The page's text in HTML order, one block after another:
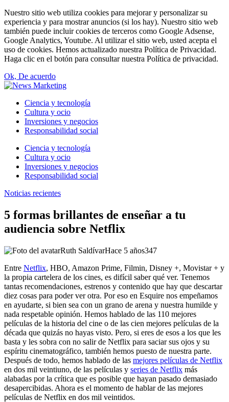
Nuestro sitio web utiliza cookies para mejorar y personalizar su
experiencia y para mostrar anuncios (si los hay). Nuestro sitio web
también puede incluir cookies de terceros como Google Adsense,
Google Analytics, Youtube. Al utilizar el sitio web, usted acepta el
uso de cookies. Hemos actualizado nuestra Política de Privacidad.
Haga clic en el botón para consultar nuestra Política de privacidad.
Ok, De acuerdo
Ciencia y tecnología
Cultura y ocio
Inversiones y negocios
Responsabilidad social
Ciencia y tecnología
Cultura y ocio
Inversiones y negocios
Responsabilidad social
Noticias recientes
5 formas brillantes de enseñar a tu
audiencia sobre Netflix
Ruth SaldívarHace 5 años347
Entre Netflix, HBO, Amazon Prime, Filmin, Disney +, Movistar + y
la propia cartelera de los cines, es difícil saber qué ver. Tenemos
tantas recomendaciones, estrenos y contenido que hay que descartar
diez cosas para poder ver otra. Por eso en Esquire nos empeñamos
en ayudarte, si bien sea con un grano de arena y nuestra humilde y
nada respetable opinión. Hemos hablado de las 110 mejores
películas de la historia del cine o de las cien mejores películas de la
década que quizás no hayas visto. Pero, si eres de esos a los que les
basta y les sobra con no salir de Netflix para saciar sus ojos y su
espíritu cinematográfico, también hemos puesto de nuestra parte.
Después de todo, hemos hablado de las mejores películas de Netflix
en dos mil veintiuno, de las películas y series de Netflix más
alabadas por la crítica que es posible que hayan pasado demasiado
desapercibidas. Ahora es el momento de hablar de las mejores
películas de Netflix en dos mil veintidos.